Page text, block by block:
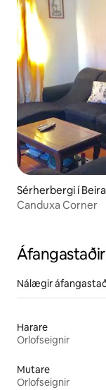
Sérherbergi í Beira
Canduxa Corner
Nálægir
Harare
Orlofseignir
Mutare
Orlofseignir